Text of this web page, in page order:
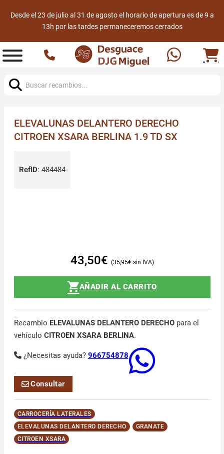
Desde el 23 de julio al 31 de agosto el horario de apertura es de 9 a
13h por las tardes permaneceremos cerrados
ELEVALUNAS DELANTERO DERECHO
CITROEN XSARA BERLINA 1.9 TD SX
RefID: 484484
43,50€ 35,95€
AÑADIR AL CARRITO
Recambio ELEVALUNAS DELANTERO DERECHOpara el
vehículo CITROEN XSARA BERLINA.
¿Necesitas ayuda? 966754878
Consultar
CARROCERÍA LATERALES
ELEVALUNAS DELANTERO DERECHO
GRANATE
CITROEN XSARA